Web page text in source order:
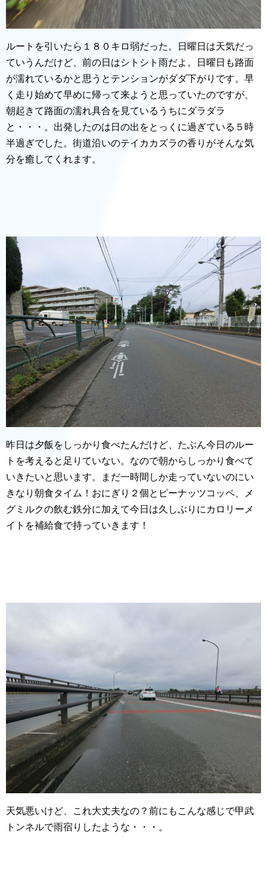
ルートを引いたら１８０キロ弱だった。日曜日は天気だっ
ていうんだけど、前の日はシトシト雨だよ。日曜日も路面
が濡れているかと思うとテンションがダダ下がりです。早
く走り始めて早めに帰って来ようと思っていたのですが、
朝起きて路面の濡れ具合を見ているうちにダラダラ
と・・・。出発したのは日の出をとっくに過ぎている５時
半過ぎでした。街道沿いのテイカカズラの香りがそんな気
分を癒してくれます。
昨日は夕飯をしっかり食べたんだけど、たぶん今日のルー
トを考えると足りていない。なので朝からしっかり食べて
いきたいと思います。まだ一時間しか走っていないのにい
きなり朝食タイム！おにぎり２個とピーナッツコッペ、メ
グミルクの飲む鉄分に加えて今日は久しぶりにカロリーメ
イトを補給食で持っていきます！
天気悪いけど、これ大丈夫なの？前にもこんな感じで甲武
トンネルで雨宿りしたような・・・。